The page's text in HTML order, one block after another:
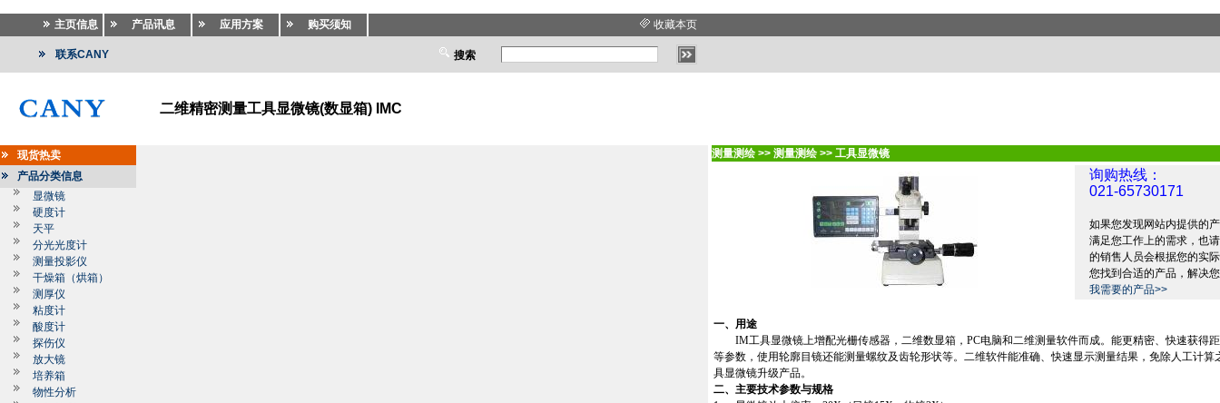
主页信息 产品讯息 应用方案 购买须知 收藏本页
联系CANY 搜索
二维精密测量工具显微镜(数显箱) IMC
现货热卖
产品分类信息
显微镜
硬度计
天平
分光光度计
测量投影仪
干燥箱（烘箱）
测厚仪
粘度计
酸度计
探伤仪
放大镜
培养箱
物性分析
测量测绘 >> 测量测绘 >> 工具显微镜
询购热线：
021-65730171
如果您发现网站内提供的
满足您工作上的需求，也
的销售人员会根据您的实
您找到合适的产品，解决
我需要的产品>>
一、用途
IM工具显微镜上增配光栅传感器，二维数显箱， PC电脑和二维测量软件而成。能更精密、快速获得
等参数，使用轮廓目镜还能测量螺纹及齿轮形状等。二维软件能准确、快速显示测量结果，免除人工计算
具显微镜升级产品。
二、主要技术参数与规格